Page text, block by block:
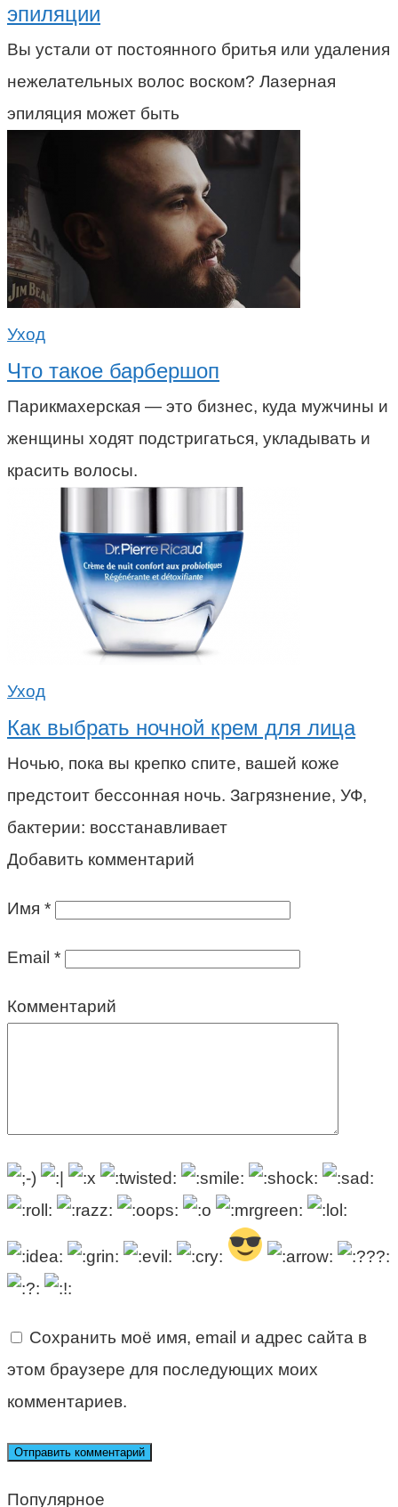
эпиляции
Вы устали от постоянного бритья или удаления
нежелательных волос воском? Лазерная
эпиляция может быть
Уход
Что такое барбершоп
Парикмахерская — это бизнес, куда мужчины и
женщины ходят подстригаться, укладывать и
красить волосы.
Уход
Как выбрать ночной крем для лица
Ночью, пока вы крепко спите, вашей коже
предстоит бессонная ночь. Загрязнение, УФ,
бактерии: восстанавливает
Добавить комментарий
Имя *
Email *
Комментарий
Сохранить моё имя, email и адрес сайта в
этом браузере для последующих моих
комментариев.
Популярное